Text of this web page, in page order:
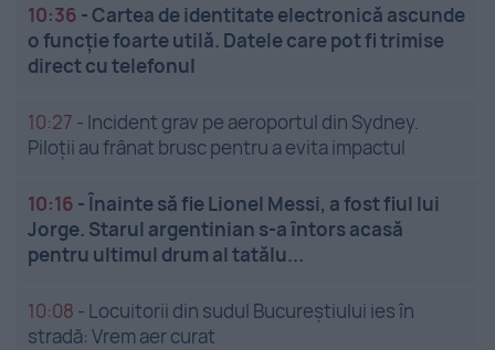
10:36 -Cartea de identitate electronică ascunde
o funcție foarte utilă. Datele care pot fi trimise
direct cu telefonul
10:27 - Incident grav pe aeroportul din Sydney.
Piloții au frânat brusc pentru a evita impactul
10:16 -Înainte să fie Lionel Messi, a fost fiul lui
Jorge. Starul argentinian s-a întors acasă
pentru ultimul drum al tatălu...
10:08 - Locuitorii din sudul Bucureștiului ies în
stradă: Vrem aer curat